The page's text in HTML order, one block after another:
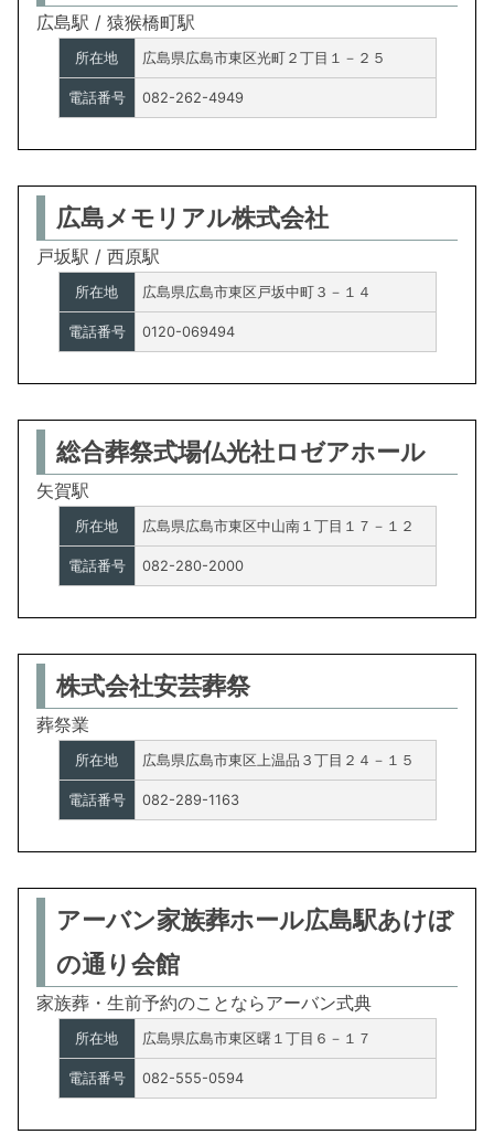
広島駅 / 猿猴橋町駅
所在地 広島県広島市東区光町２丁目１－２５
電話番号 082-262-4949
広島メモリアル株式会社
戸坂駅 / 西原駅
所在地 広島県広島市東区戸坂中町３－１４
電話番号 0120-069494
総合葬祭式場仏光社ロゼアホール
矢賀駅
所在地 広島県広島市東区中山南１丁目１７－１２
電話番号 082-280-2000
株式会社安芸葬祭
葬祭業
所在地 広島県広島市東区上温品３丁目２４－１５
電話番号 082-289-1163
アーバン家族葬ホール広島駅あけぼ
の通り会館
家族葬・生前予約のことならアーバン式典
所在地 広島県広島市東区曙１丁目６－１７
電話番号 082-555-0594